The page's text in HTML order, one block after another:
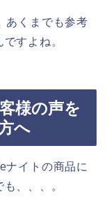
あくまでも参考
すよね。
様の声を
へ
ナイトの商品に
、、、。